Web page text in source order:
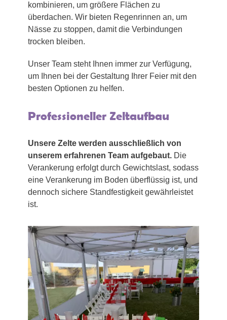
kombinieren, um größere Flächen zu
überdachen. Wir bieten Regenrinnen an, um
Nässe zu stoppen, damit die Verbindungen
trocken bleiben.
Unser Team steht Ihnen immer zur Verfügung,
um Ihnen bei der Gestaltung Ihrer Feier mit den
besten Optionen zu helfen.
Professioneller Zeltaufbau
Unsere Zelte werden ausschließlich von
unserem erfahrenen Team aufgebaut. Die
Verankerung erfolgt durch Gewichtslast, sodass
eine Verankerung im Boden überflüssig ist, und
dennoch sichere Standfestigkeit gewährleistet
ist.